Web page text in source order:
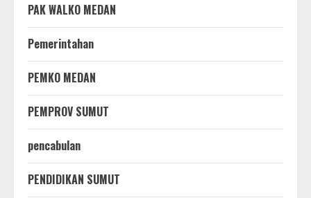
PAK WALKO MEDAN
Pemerintahan
PEMKO MEDAN
PEMPROV SUMUT
pencabulan
PENDIDIKAN SUMUT